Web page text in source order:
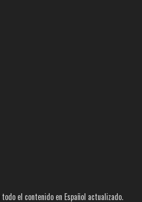
el contenido en Español actualizado.